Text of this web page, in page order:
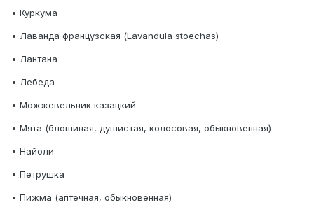
• Куркума
• Лаванда французская (Lavandula stoechas)
• Лантана
• Лебеда
• Можжевельник казацкий
• Мята (блошиная, душистая, колосовая, обыкновенная)
• Найоли
• Петрушка
• Пижма (аптечная, обыкновенная)